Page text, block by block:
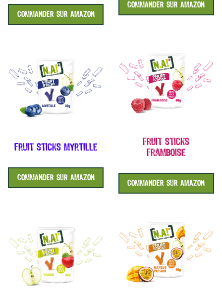
COMMANDER SUR AMAZON
COMMANDER SUR AMAZON
fruit sticks myrtille
COMMANDER SUR AMAZON
fruit sticks
framboise
COMMANDER SUR AMAZON